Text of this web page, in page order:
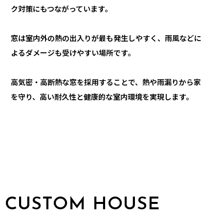
ク対策にもつながっています。
窓は室内外の熱の出入りが最も発生しやすく、雨風などに
よるダメージも受けやすい場所です。
高気密・高断熱な窓を採用することで、熱や雨漏りから家
を守り、高い耐久性と健康的な室内環境を実現します。
CUSTOM HOUSE